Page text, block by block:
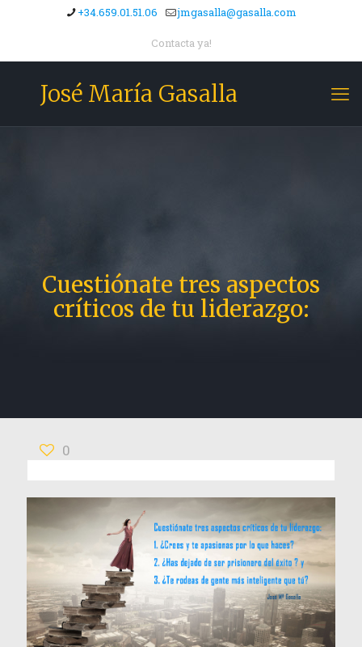
+34.659.01.51.06 jmgasalla@gasalla.com
Contacta ya!
José María Gasalla
Cuestiónate tres aspectos
críticos de tu liderazgo:
0